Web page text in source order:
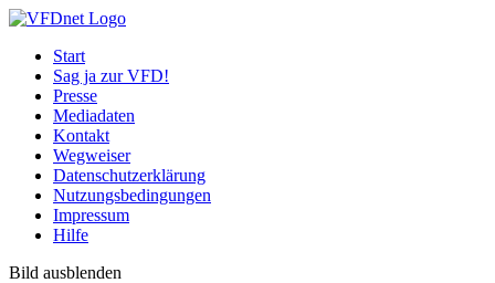
Start
Sag ja zur VFD!
Presse
Mediadaten
Kontakt
Wegweiser
Datenschutzerklärung
Nutzungsbedingungen
Impressum
Hilfe
Bild ausblenden